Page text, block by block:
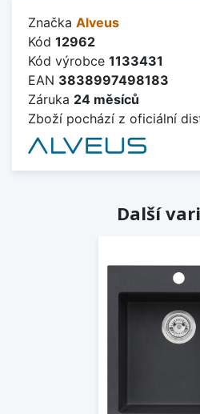
Značka Alveus
Kód 12962
Kód výrobce 1133431
EAN 3838997498183
Záruka 24 měsíců
Zboží pochází z oficiální
Další